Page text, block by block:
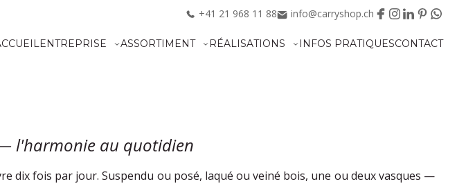
+41 21 968 11 88 info@carryshop.ch
ENTREPRISE ASSORTIMENT RÉALISATIONS INFOS PRATIQUESCONTACT
l'harmonie au quotidien
dix fois par jour. Suspendu ou posé, laqué ou veiné bois, une ou deux vasques —